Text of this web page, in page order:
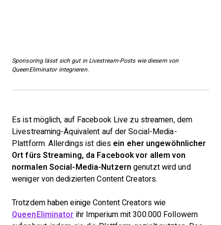
Sponsoring lässt sich gut in Livestream-Posts wie diesem von
QueenEliminator integrieren.
Es ist möglich, auf Facebook Live zu streamen, dem
Livestreaming-Äquivalent auf der Social-Media-
Plattform. Allerdings ist dies ein eher ungewöhnlicher
Ort fürs Streaming, da Facebook vor allem von
normalen Social-Media-Nutzern genutzt wird und
weniger von dedizierten Content Creators.
Trotzdem haben einige Content Creators wie
QueenEliminator ihr Imperium mit 300.000 Followern